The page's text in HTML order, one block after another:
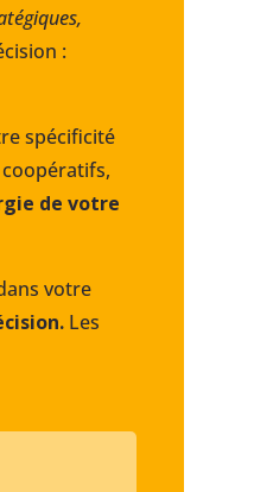
:
spécificité
de votre
votre
Les